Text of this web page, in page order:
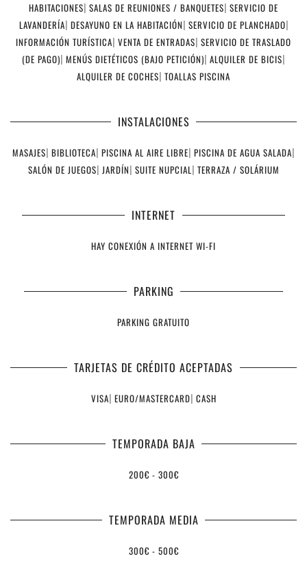
HABITACIONES| SALAS DE REUNIONES / BANQUETES| SERVICIO DE
LAVANDERÍA| DESAYUNO EN LA HABITACIÓN| SERVICIO DE PLANCHADO|
INFORMACIÓN TURÍSTICA| VENTA DE ENTRADAS| SERVICIO DE TRASLADO
(DE PAGO)| MENÚS DIETÉTICOS (BAJO PETICIÓN)| ALQUILER DE BICIS|
ALQUILER DE COCHES| TOALLAS PISCINA
INSTALACIONES
MASAJES| BIBLIOTECA| PISCINA AL AIRE LIBRE| PISCINA DE AGUA SALADA|
SALÓN DE JUEGOS| JARDÍN| SUITE NUPCIAL| TERRAZA / SOLÁRIUM
INTERNET
HAY CONEXIÓN A INTERNET WI-FI
PARKING
PARKING GRATUITO
TARJETAS DE CRÉDITO ACEPTADAS
VISA| EURO/MASTERCARD| CASH
TEMPORADA BAJA
200€ - 300€
TEMPORADA MEDIA
300€ - 500€